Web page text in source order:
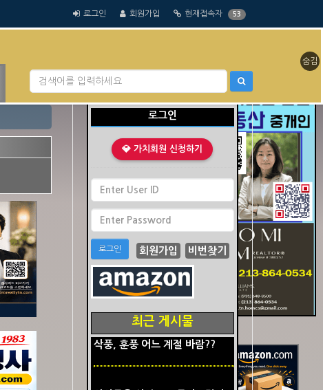
로그인 회원가입 현재접속자 53
숨김
로그인
💎 가치회원 신청하기
로그인 회원가입 비번찾기
최근 게시물
삭풍, 훈풍 어느 계절 바람??